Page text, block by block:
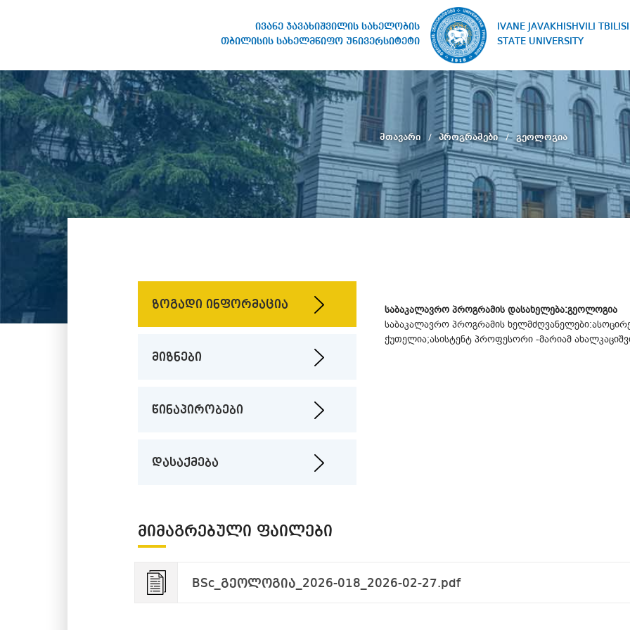
ივანე ჯავახიშვილის სახელობის
თბილისის სახელმწიფო უნივერსიტეტი
IVANE JAVAKHISHVILI TBILISI
STATE UNIVERSITY
სახელობის თბილისის
სახელმწიფო უნივერსიტეტი
მთავარი პროგრამები გეოლოგია
ზოგადი ინფორმაცია
მიზნები
წინაპირობები
დასაქმება
საბაკალავრო პროგრამის დასახელება:გეოლოგია
საბაკალავრო პროგრამის
ქუთელია;ასისტენტ პროფესორი -მარიამ
ᲛᲘᲛᲐᲒᲠᲔᲑᲣᲚᲘ ᲤᲐᲘᲚᲔᲑᲘ
BSc_გეოლოგია_2026-018_2026-02-27.pdf